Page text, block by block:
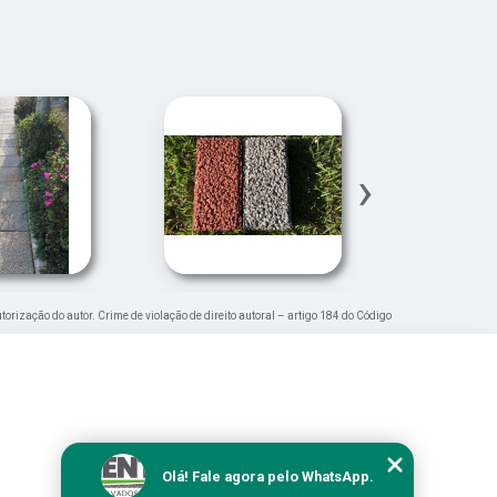
›
do autor. Crime de violação de direito autoral – artigo 184 do Código
Olá! Fale agora pelo WhatsApp.